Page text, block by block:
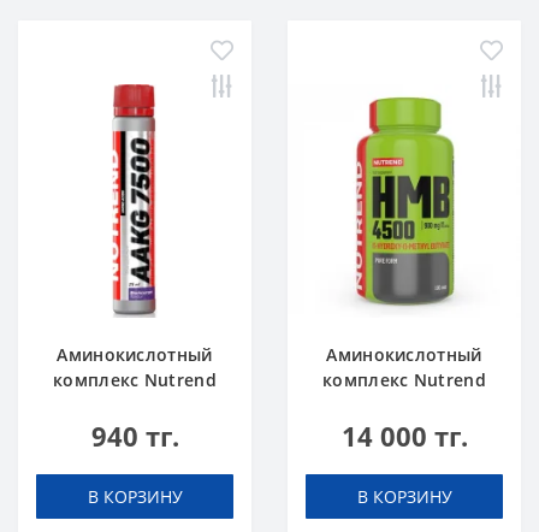
Аминокислотный
комплекс Nutrend
blackcurrant 25 ml
940 тг.
В КОРЗИНУ
Аминокислотный
комплекс Nutrend
14 000 тг.
В КОРЗИНУ